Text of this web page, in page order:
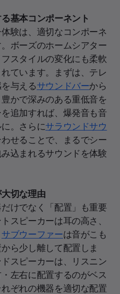
基本コンポーネント
験は、適切なコンポーネ
ボーズのホームシアター
スタイルの変化にも柔軟
ています。まずは、テレ
与えるサウンドバーから
かで深みのある重低音を
追加すれば、爆発音も音
。さらにサラウンドサウ
せることで、まるでシー
込まれるサウンドを体験
切な理由
けでなく「配置」も重要
スピーカーは耳の高さ、
サブウーファーは音がこも
ら少し離して配置しま
スピーカーは、リスニン
左右に配置するのがベス
ぞれの機器を適切な配置